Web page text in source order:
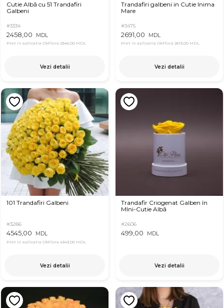
Cutie Albă cu 51 Trandafiri
Galbeni
#3334
2458,00 MDL
Pret in aplicatia OkFlora 2346,00 MDL
Vezi detalii
Trandafiri galbeni in Cutie Inima
Mare
#3475
2691,00 MDL
Pret in aplicatia OkFlora 2613,00 MDL
Vezi detalii
101 Trandafiri Galbeni
#3286
4545,00 MDL
Pret in aplicatia OkFlora 4343,00 MDL
Vezi detalii
Trandafir Criogenat Galben în
MIni-Cutie Albă
#2606
499,00 MDL
Vezi detalii